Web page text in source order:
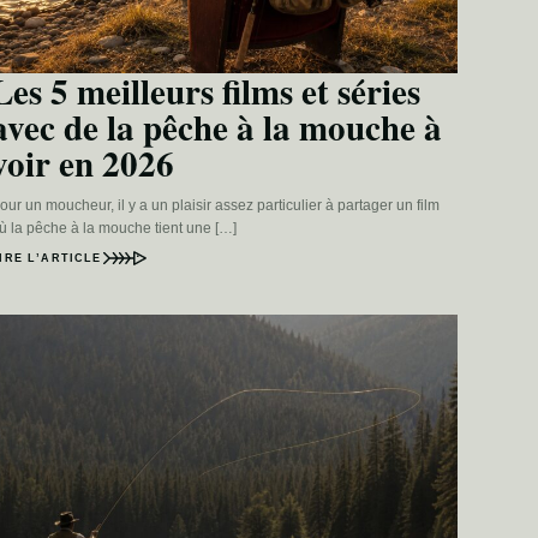
5 meilleurs films et séries
de la pêche à la mouche à
en 2026
un moucheur, il y a un plaisir assez particulier à partager un film
la pêche à la mouche tient une […]
L’ARTICLE